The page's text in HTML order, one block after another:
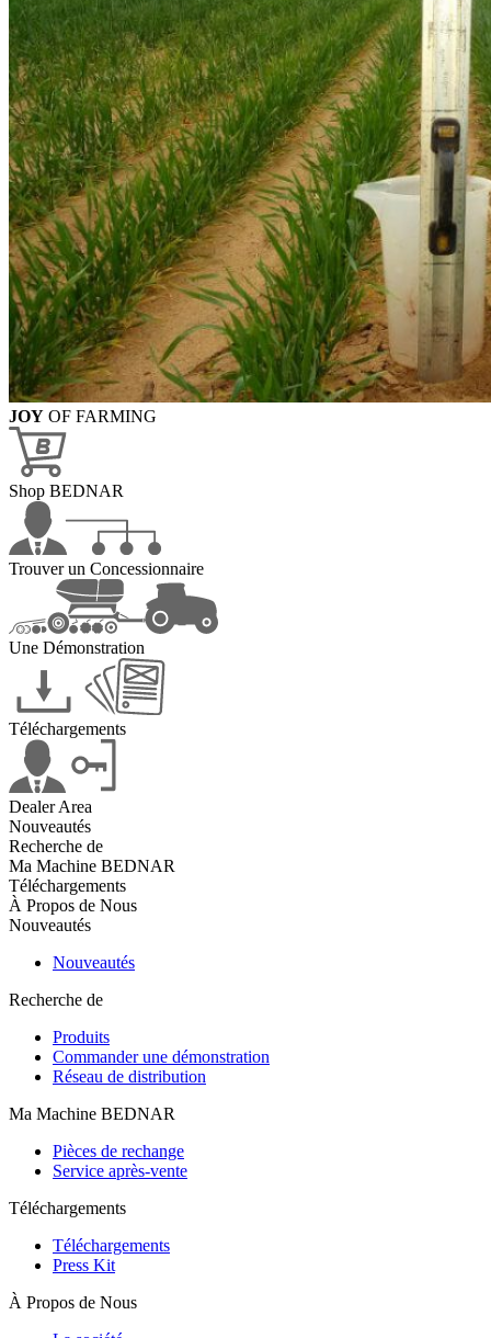
JOY OF FARMING
Shop BEDNAR
Trouver un Concessionnaire
Une Démonstration
Téléchargements
Dealer Area
Nouveautés
Recherche de
Ma Machine BEDNAR
Téléchargements
À Propos de Nous
Nouveautés
Nouveautés
Recherche de
Produits
Commander une démonstration
Réseau de distribution
Ma Machine BEDNAR
Pièces de rechange
Service après-vente
Téléchargements
Téléchargements
Press Kit
À Propos de Nous